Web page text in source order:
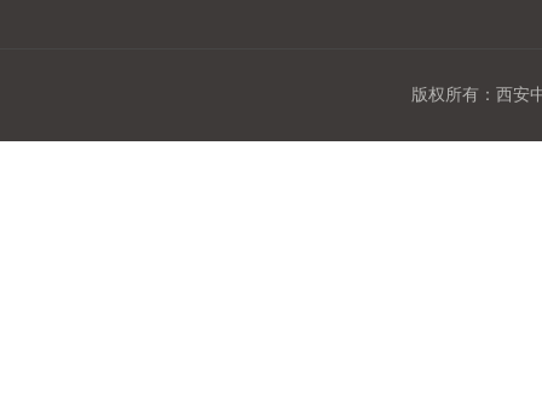
版权所有：西安